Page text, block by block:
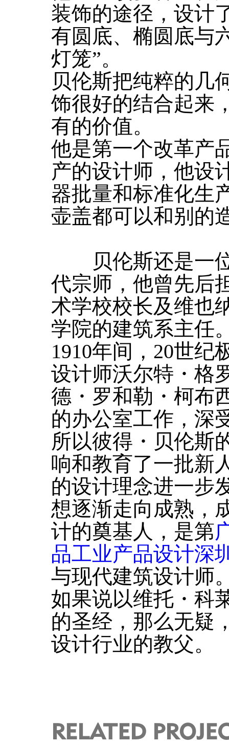
装饰的途径，设计
有圆底、椭圆底与
灯笼”。
贝伦斯把纯粹的几
饰很好的结合起来
有的价值。
他是第一个改革产
产的设计师，他设
器批量和标准化生
壶盖都可以和别的
贝伦斯还是一位
代宗师，他曾先后
术学校校长及维也
学院的建筑系主任
1910年间，20世纪
设计师沃尔特・格
德・罗和勒・柯布
的办公室工作，深
所以彼得・贝伦斯
响和教育了一批新
的设计理念进一步
想逐渐走向成熟，
计的奠基人，是第
品工业产品设计深
与现代建筑设计师
如果说以维托・科
的圣经，那么无疑
设计行业的教父。
RELATED